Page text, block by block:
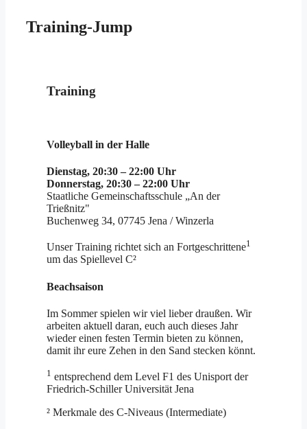
Training-Jump
Training
Volleyball in der Halle
Dienstag, 20:30 – 22:00 Uhr
Donnerstag, 20:30 – 22:00 Uhr
Staatliche Gemeinschaftsschule „An der
Trießnitz"
Buchenweg 34, 07745 Jena / Winzerla
Unser Training richtet sich an Fortgeschrittene1
um das Spiellevel C²
Beachsaison
Im Sommer spielen wir viel lieber draußen. Wir
arbeiten aktuell daran, euch auch dieses Jahr
wieder einen festen Termin bieten zu können,
damit ihr eure Zehen in den Sand stecken könnt.
1 entsprechend dem Level F1 des Unisport der
Friedrich-Schiller Universität Jena
² Merkmale des C-Niveaus (Intermediate)